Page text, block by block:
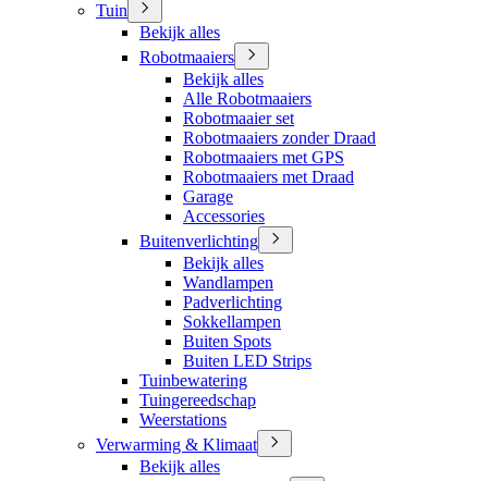
Tuin
Bekijk alles
Robotmaaiers
Bekijk alles
Alle Robotmaaiers
Robotmaaier set
Robotmaaiers zonder Draad
Robotmaaiers met GPS
Robotmaaiers met Draad
Garage
Accessories
Buitenverlichting
Bekijk alles
Wandlampen
Padverlichting
Sokkellampen
Buiten Spots
Buiten LED Strips
Tuinbewatering
Tuingereedschap
Weerstations
Verwarming & Klimaat
Bekijk alles